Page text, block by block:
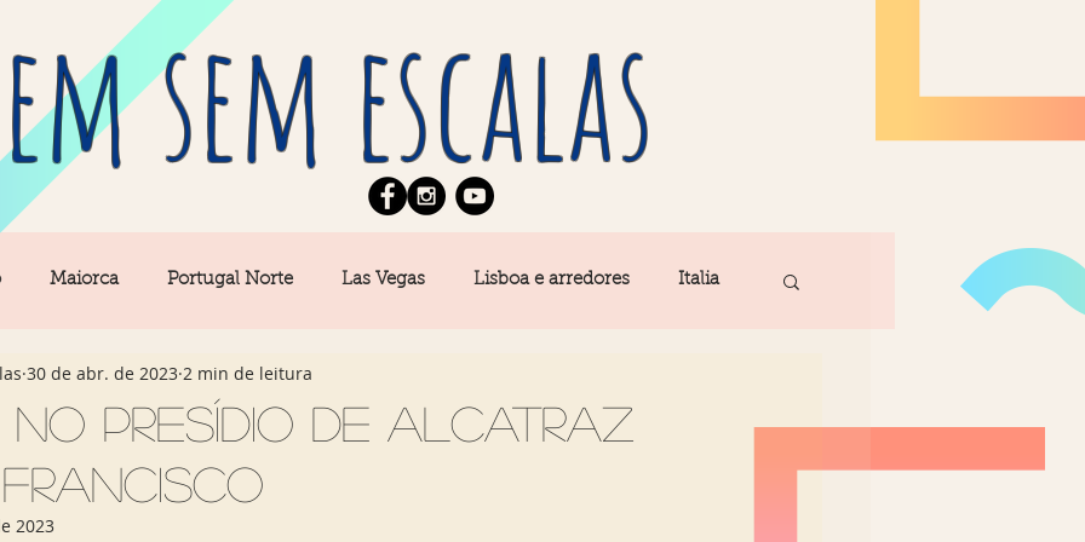
sem escalas
Maiorca Portugal Norte Las Vegas Lisboa e arredores Italia
News Berlim Algarve
Açores Amsterdam
no presídio de Alcatraz
Francisco
30 de abr. de 2023 2 min de leitura
2023